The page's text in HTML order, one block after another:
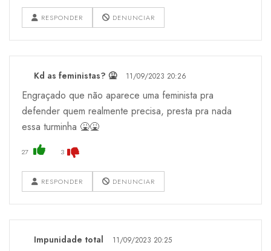
RESPONDER DENUNCIAR
Kd as feministas? 🤮 11/09/2023 20:26
Engraçado que não aparece uma feminista pra
defender quem realmente precisa, presta pra nada
essa turminha 🤮🤮
27 3
RESPONDER DENUNCIAR
Impunidade total 11/09/2023 20:25